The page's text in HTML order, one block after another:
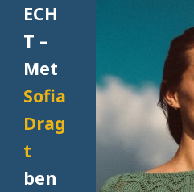
ECH
T –
Met
Sofia
Drag
t
ben